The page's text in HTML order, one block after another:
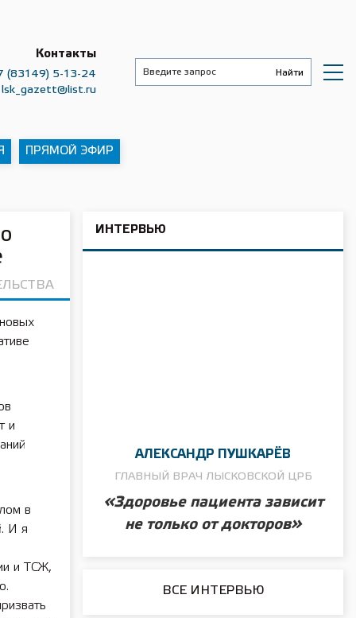
Контакты
(83149) 5-13-24
lsk_gazett@list.ru
ПРЯМОЙ ЭФИР
и
в
И я
и ТСЖ,
ИНТЕРВЬЮ
АЛЕКСАНДР ПУШКАРЁВ
ГЛАВНЫЙ ВРАЧ ЛЫСКОВСКОЙ ЦРБ
«Здоровье пациента зависит
не только от докторов»
ВСЕ ИНТЕРВЬЮ